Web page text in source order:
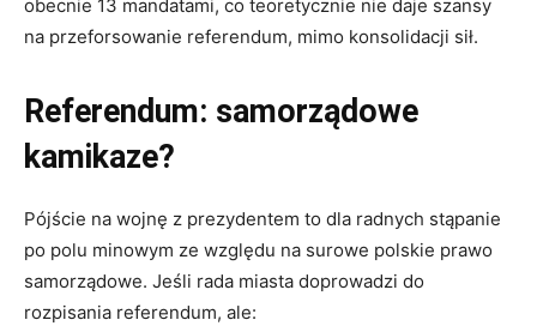
obecnie 13 mandatami, co teoretycznie nie daje szansy
na przeforsowanie referendum, mimo konsolidacji sił.
Referendum: samorządowe
kamikaze?
Pójście na wojnę z prezydentem to dla radnych stąpanie
po polu minowym ze względu na surowe polskie prawo
samorządowe. Jeśli rada miasta doprowadzi do
rozpisania referendum, ale: